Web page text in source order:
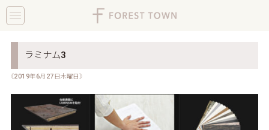
toggle
navigation
ラミナム3
《2019年6月27日木曜日》